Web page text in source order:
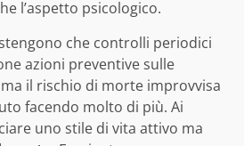
l’aspetto psicologico.
che controlli periodici
azioni preventive sulle
il rischio di morte improvvisa
facendo molto di più. Ai
uno stile di vita attivo ma